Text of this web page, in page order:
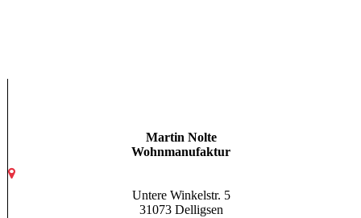
Martin Nolte
Wohnmanufaktur
Untere Winkelstr. 5
31073 Delligsen